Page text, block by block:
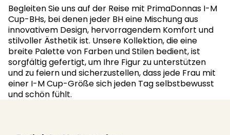
Begleiten Sie uns auf der Reise mit PrimaDonnas I-M
Cup-BHs, bei denen jeder BH eine Mischung aus
innovativem Design, hervorragendem Komfort und
stilvoller Ästhetik ist. Unsere Kollektion, die eine
breite Palette von Farben und Stilen bedient, ist
sorgfältig gefertigt, um Ihre Figur zu unterstützen
und zu feiern und sicherzustellen, dass jede Frau mit
einer I-M Cup-Größe sich jeden Tag selbstbewusst
und schön fühlt.